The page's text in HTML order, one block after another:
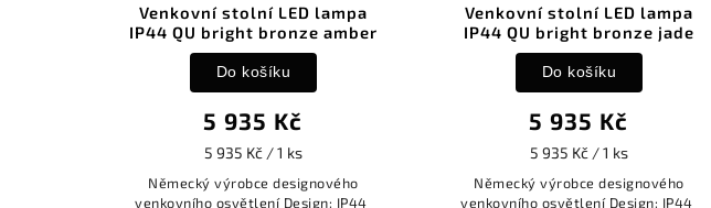
Venkovní stolní LED lampa
IP44 QU bright bronze amber
5 935 Kč
5 935 Kč / 1 ks
Do košíku
Německý výrobce designového
venkovního osvětlení Design: IP44
Venkovní stolní LED lampa
IP44 QU bright bronze jade
5 935 Kč
5 935 Kč / 1 ks
Do košíku
Německý výrobce designového
venkovního osvětlení Design: IP44